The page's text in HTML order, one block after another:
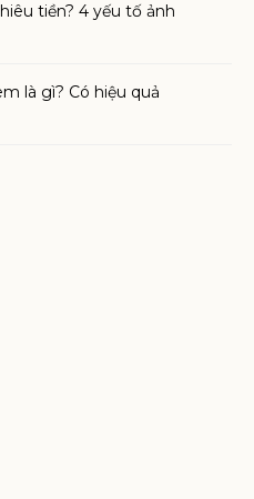
tiền? 4 yếu tố ảnh
là gì? Có hiệu quả